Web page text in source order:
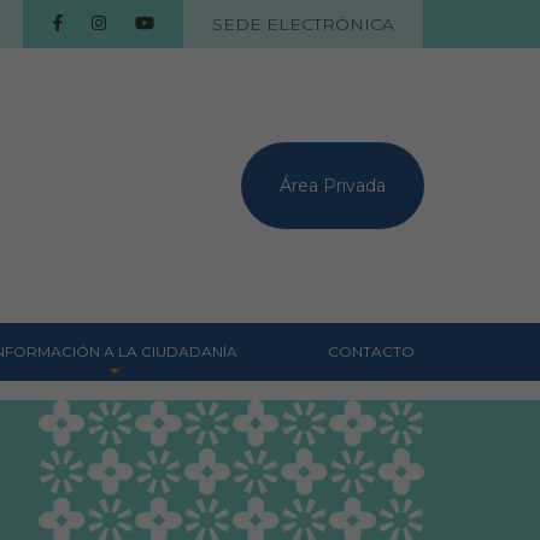
SEDE ELECTRÓNICA
Área Privada
A LA CIUDADANÍA
Centros veterinarios
Colegiados
Consejos para tus
mascotas
CONTACTO